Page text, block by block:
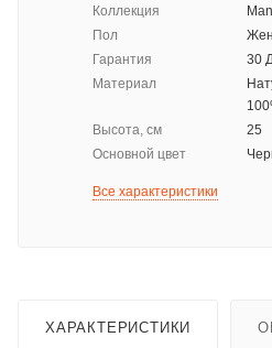
Коллекция
Пол
Гарантия
30
Материал
Высота, см
25
Основной цвет
Все характеристики
ХАРАКТЕРИСТИКИ